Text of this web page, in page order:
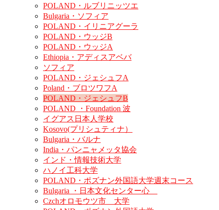
POLAND・ルブリニッツエ
Bulgaria・ソフィア
POLAND・イリニアグーラ
POLAND・ウッジB
POLAND・ウッジA
Ethiopia・アディスアベバ
ソフィア
POLAND・ジェシュフA
Poland・ブロツワフA
POLAND・ジェシュフB
POLAND ・Foundation 波
イグアス日本人学校
Kosovo(プリシュティナ）
Bulgaria・バルナ
India・パンニャメッタ協会
インド・情報技術大学
ハノイ工科大学
POLAND・ポズナン外国語大学週末コース
Bulgaria ・日本文化センター心
Czchオロモウツ市 大学